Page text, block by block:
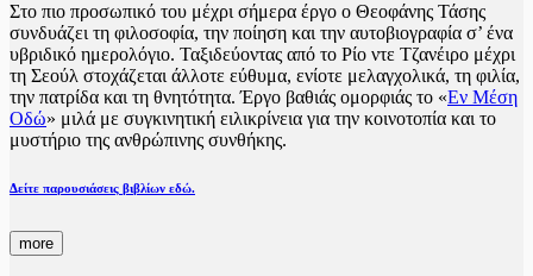
Στο πιο προσωπικό του μέχρι σήμερα έργο ο Θεοφάνης Τάσης
συνδυάζει τη φιλοσοφία, την ποίηση και την αυτοβιογραφία σ’ ένα
υβριδικό ημερολόγιο. Ταξιδεύοντας από το Ρίο ντε Τζανέιρο μέχρι
τη Σεούλ στοχάζεται άλλοτε εύθυμα, ενίοτε μελαγχολικά, τη φιλία,
την πατρίδα και τη θνητότητα. Έργο βαθιάς ομορφιάς το «Εν Μέση
Οδώ» μιλά με συγκινητική ειλικρίνεια για την κοινοτοπία και το
μυστήριο της ανθρώπινης συνθήκης.
Δείτε παρουσιάσεις βιβλίων εδώ.
more